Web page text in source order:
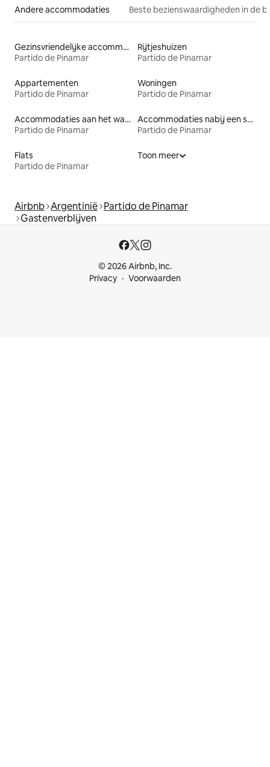
Andere accommodaties Beste bezienswaardigheden in de
Gezinsvriendelijke accommodaties
Partido de Pinamar
Rijtjeshuizen
Partido de Pinamar
Appartementen
Partido de Pinamar
Woningen
Partido de Pinamar
Accommodaties aan het water
Partido de Pinamar
Accommodaties nabij een strand
Partido de Pinamar
Flats
Partido de Pinamar
Toon meer
Airbnb Argentinië Partido de Pinamar
Gastenverblijven
© 2026 Airbnb, Inc.
Privacy
Voorwaarden